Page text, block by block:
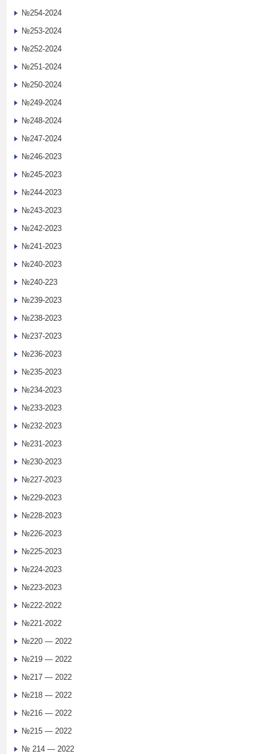
№254-2024
№253-2024
№252-2024
№251-2024
№250-2024
№249-2024
№248-2024
№247-2024
№246-2023
№245-2023
№244-2023
№243-2023
№242-2023
№241-2023
№240-2023
№240-223
№239-2023
№238-2023
№237-2023
№236-2023
№235-2023
№234-2023
№233-2023
№232-2023
№231-2023
№230-2023
№227-2023
№229-2023
№228-2023
№226-2023
№225-2023
№224-2023
№223-2023
№222-2022
№221-2022
№220 — 2022
№219 — 2022
№217 — 2022
№218 — 2022
№216 — 2022
№215 — 2022
№ 214 — 2022